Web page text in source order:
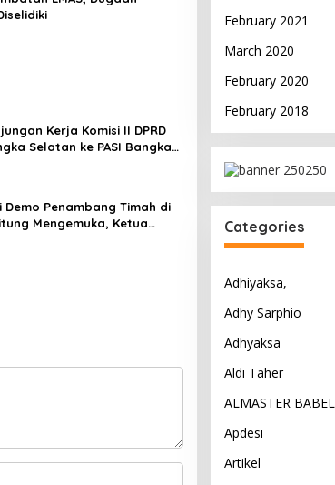
Kerja Komisi II DPRD
Selatan ke PASI Bangka
Demo Penambang Timah di
Mengemuka, Ketua
February 2021
March 2020
February 2020
February 2018
Categories
Adhiyaksa,
Adhy Sarphio
Adhyaksa
Aldi Taher
ALMASTER BABEL
Apdesi
Artikel